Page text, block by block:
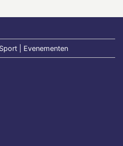
| Evenementen